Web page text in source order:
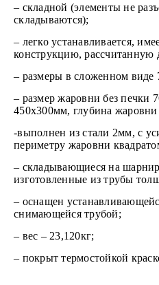
– складной (элементы не
складываются);
– легко устанавливается,
конструкцию, рассчитанную
– размеры в сложенном виде
– размер жаровни без печки
450х300мм, глубина
-выполнен из стали 2мм, с
периметру жаровни
– складывающиеся на
изготовленные из трубы
– оснащен
снимающейся трубой;
– вес – 23,120кг;
– покрыт термостойкой